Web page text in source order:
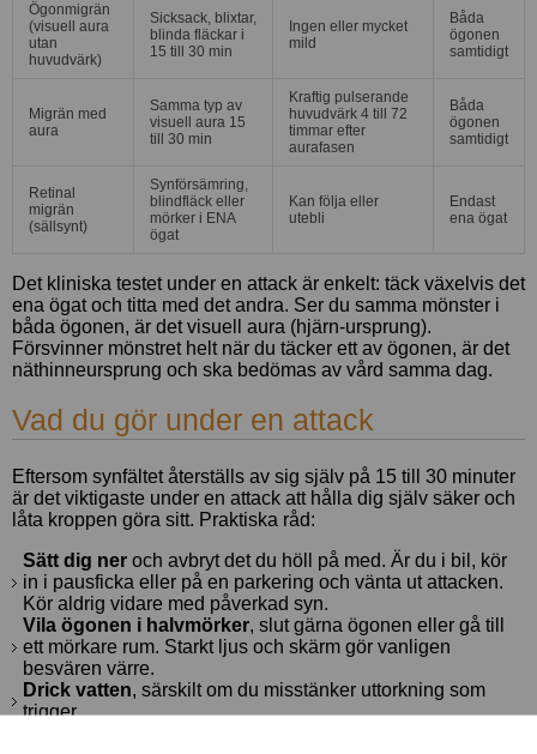
Ögonmigrän
(visuell aura
utan
huvudvärk)
Sicksack, blixtar,
blinda fläckar i
15 till 30 min
Ingen eller mycket
mild
Båda
ögonen
samtidigt
Migrän med
aura
Samma typ av
visuell aura 15
till 30 min
Kraftig pulserande
huvudvärk 4 till 72
timmar efter
aurafasen
Båda
ögonen
samtidigt
Retinal
migrän
(sällsynt)
Synförsämring,
blindfläck eller
mörker i ENA
ögat
Kan följa eller
utebli
Endast
ena ögat
Det kliniska testet under en attack är enkelt: täck växelvis det
ena ögat och titta med det andra. Ser du samma mönster i
båda ögonen, är det visuell aura (hjärn-ursprung).
Försvinner mönstret helt när du täcker ett av ögonen, är det
näthinneursprung och ska bedömas av vård samma dag.
Vad du gör under en attack
Eftersom synfältet återställs av sig själv på 15 till 30 minuter
är det viktigaste under en attack att hålla dig själv säker och
låta kroppen göra sitt. Praktiska råd:
Sätt dig ner och avbryt det du höll på med. Är du i bil, kör
in i pausficka eller på en parkering och vänta ut attacken.
Kör aldrig vidare med påverkad syn.
Vila ögonen i halvmörker, slut gärna ögonen eller gå till
ett mörkare rum. Starkt ljus och skärm gör vanligen
besvären värre.
Drick vatten, särskilt om du misstänker uttorkning som
trigger.